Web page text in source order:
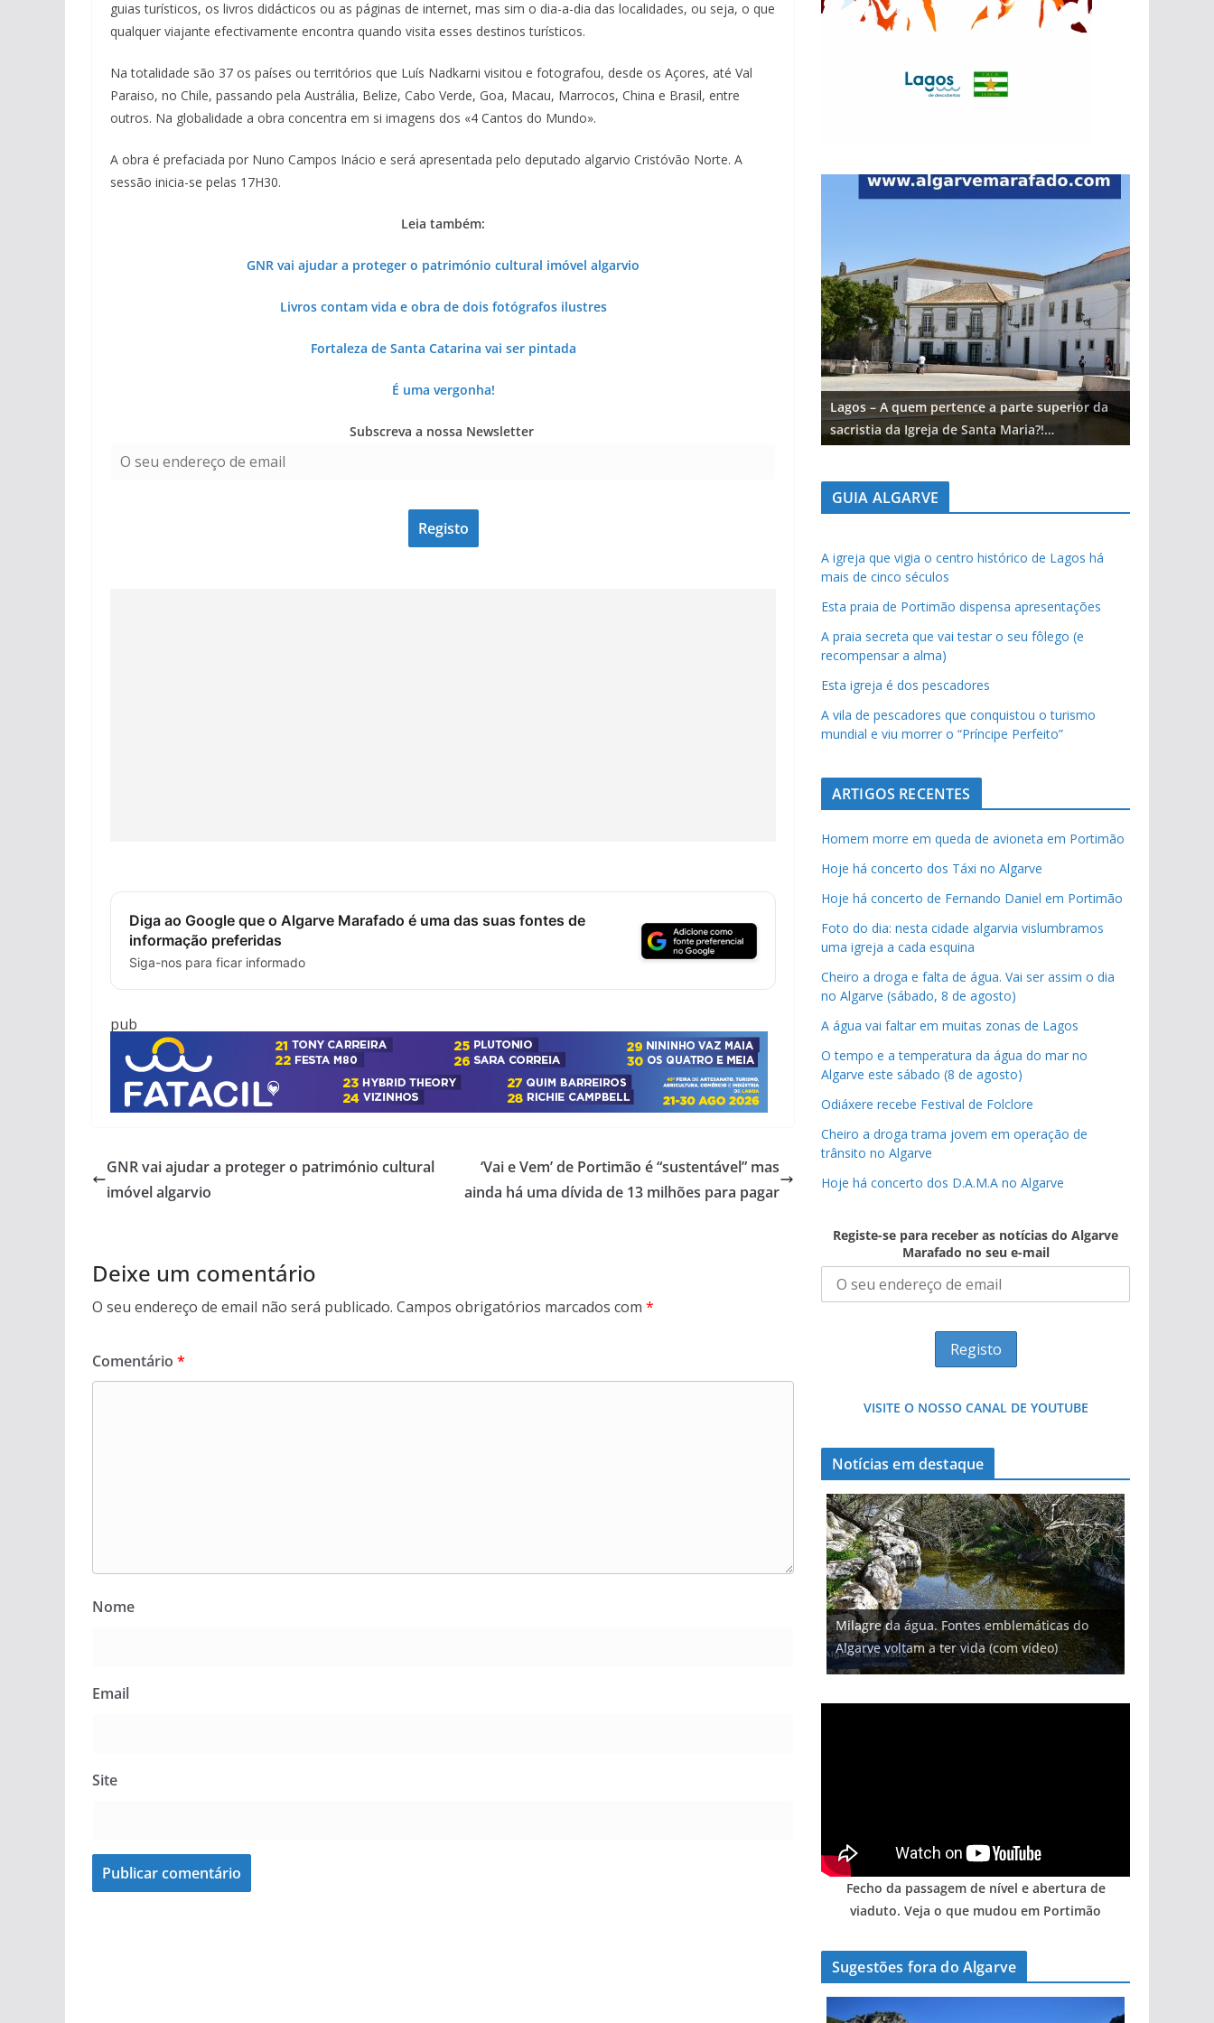
guias turísticos, os livros didácticos ou as páginas de internet, mas sim o dia-a-dia das localidades, ou seja, o que
qualquer viajante efectivamente encontra quando visita esses destinos turísticos.
Na totalidade são 37 os países ou territórios que Luís Nadkarni visitou e fotografou, desde os Açores, até Val
Paraiso, no Chile, passando pela Austrália, Belize, Cabo Verde, Goa, Macau, Marrocos, China e Brasil, entre
outros. Na globalidade a obra concentra em si imagens dos «4 Cantos do Mundo».
A obra é prefaciada por Nuno Campos Inácio e será apresentada pelo deputado algarvio Cristóvão Norte. A
sessão inicia-se pelas 17H30.
Leia também:
GNR vai ajudar a proteger o património cultural imóvel algarvio
Livros contam vida e obra de dois fotógrafos ilustres
Fortaleza de Santa Catarina vai ser pintada
É uma vergonha!
Subscreva a nossa Newsletter
Diga ao Google que o Algarve Marafado é uma das suas fontes de
informação preferidas
Siga-nos para ficar informado
pub
GNR vai ajudar a proteger o património cultural
imóvel algarvio
‘Vai e Vem’ de Portimão é “sustentável” mas
ainda há uma dívida de 13 milhões para pagar
Deixe um comentário
O seu endereço de email não será publicado. Campos obrigatórios marcados com *
Comentário *
Nome
Email
Site
sacristia da Igreja de Santa Maria?!…
Lagos – A quem pertence a parte superior da
sacristia da Igreja de Santa Maria?!…
GUIA ALGARVE
A igreja que vigia o centro histórico de Lagos há
mais de cinco séculos
Esta praia de Portimão dispensa apresentações
A praia secreta que vai testar o seu fôlego (e
recompensar a alma)
Esta igreja é dos pescadores
A vila de pescadores que conquistou o turismo
mundial e viu morrer o “Príncipe Perfeito”
ARTIGOS RECENTES
Homem morre em queda de avioneta em Portimão
Hoje há concerto dos Táxi no Algarve
Hoje há concerto de Fernando Daniel em Portimão
Foto do dia: nesta cidade algarvia vislumbramos
uma igreja a cada esquina
Cheiro a droga e falta de água. Vai ser assim o dia
no Algarve (sábado, 8 de agosto)
A água vai faltar em muitas zonas de Lagos
O tempo e a temperatura da água do mar no
Algarve este sábado (8 de agosto)
Odiáxere recebe Festival de Folclore
Cheiro a droga trama jovem em operação de
trânsito no Algarve
Hoje há concerto dos D.A.M.A no Algarve
Registe-se para receber as notícias do Algarve
Marafado no seu e-mail
VISITE O NOSSO CANAL DE YOUTUBE
Notícias em destaque
Milagre da água. Fontes emblemáticas do
Algarve voltam a ter vida (com vídeo)
Foto do dia: uma cidade algarvia que cresceu
entre redes e fábricas
Projeto milionário: investimento de 108
milhões de euros na construção de dois
hotéis (com vídeo)
Tempestades roubam areia de praias e põem
arribas em risco no Algarve (com vídeo)
Tapas do mar a 3 euros cada. Nova rota
gastronómica nasce no Algarve
Fecho da passagem de nível e abertura de
viaduto. Veja o que mudou em Portimão
Sugestões fora do Algarve